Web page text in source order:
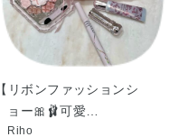
【リボンファッションシ
ョー🎀🩰可愛…
Riho